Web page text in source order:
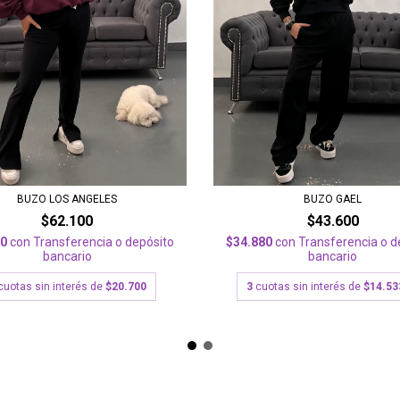
BUZO LOS ANGELES
$62.100
con Transferencia o depósito
bancario
sin interés de $20.700
BUZO GAEL
$43.600
$34.880con Transferencia o
bancario
3 cuotas sin interés de